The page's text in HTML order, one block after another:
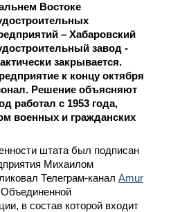
Востоке
– Хабаровский
завод -
закрывается.
к концу октября
Решение объясняют
работал с 1953 года,
военных и гражданских
штата был подписан
Михаилом
Телеграм-канал Amur
Объединенной
в состав которой входит